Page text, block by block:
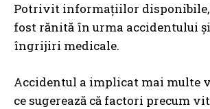
Potrivit informațiilor disponibile,
fost rănită în urma accidentului
îngrijiri medicale.
Accidentul a implicat mai multe
ce sugerează că factori precum